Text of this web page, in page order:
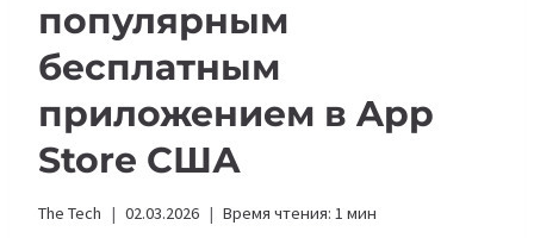
популярным
бесплатным
приложением в App
Store США
The Tech 02.03.2026 Время чтения: 1 мин